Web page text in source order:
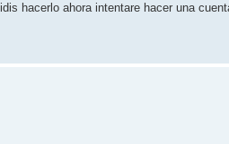
hacerlo ahora intentare hacer una